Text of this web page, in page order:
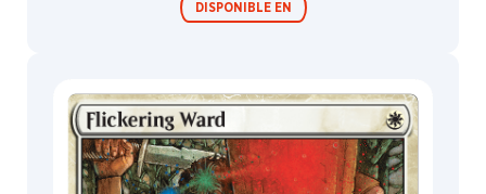
DISPONIBLE EN
Festival in a